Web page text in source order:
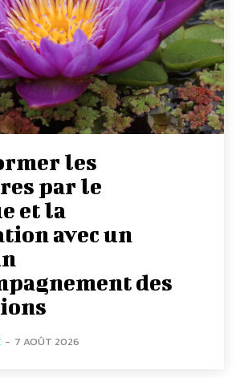
les
par le
et la
avec un
des
- 7 AOÛT 2026